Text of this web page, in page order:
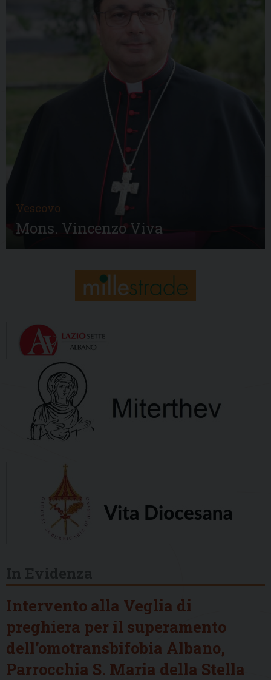
Vescovo
Mons. Vincenzo Viva
Intervento alla Veglia di
preghiera per il superamento
dell’omotransbifobia Albano,
Parrocchia S. Maria della Stella